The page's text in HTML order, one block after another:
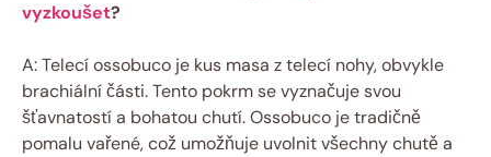
vyzkoušet?
A: Telecí ossobuco je kus masa z telecí nohy, obvykle
brachiální části. Tento pokrm se vyznačuje svou
šťavnatostí a bohatou chutí. Ossobuco je tradičně
pomalu vařené, což umožňuje uvolnit všechny chutě a